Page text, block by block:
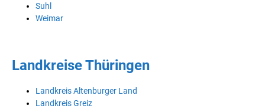
Suhl
Weimar
Landkreise Thüringen
Landkreis Altenburger Land
Landkreis Greiz